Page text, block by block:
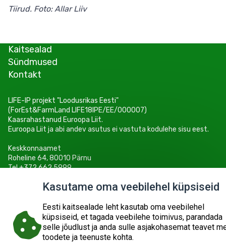
Tiirud. Foto: Allar Liiv
Kaitsealad
Sündmused
Kontakt
© 2026 KESKKONNAAMET SISUKAART ESITA PÄRING
LIFE-IP projekt "Loodusrikas Eesti"
(ForEst&FarmLand LIFE18IPE/EE/000007)
Kaasrahastanud Euroopa Liit.
Euroopa Liit ja abi andev asutus ei vastuta kodulehe sisu eest.
Keskkonnaamet
Roheline 64, 80010 Pärnu
Tel +372 662 5999
Kasutame oma veebilehel küpsiseid
Eesti kaitsealade leht kasutab oma veebilehel
küpsiseid, et tagada veebilehe toimivus, parandada
selle jõudlust ja anda sulle asjakohasemat teavet
toodete ja teenuste kohta.